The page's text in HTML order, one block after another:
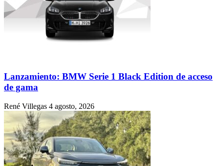
Lanzamiento: BMW Serie 1 Black Edition de acceso
de gama
René Villegas 4 agosto, 2026